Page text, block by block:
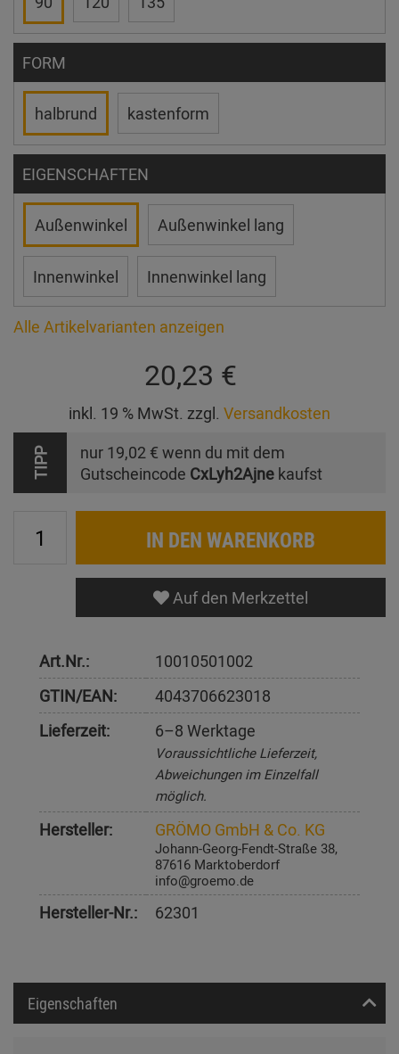
FORM
halbrund kastenform
EIGENSCHAFTEN
Außenwinkel Außenwinkel lang
Innenwinkel Innenwinkel lang
Alle Artikelvarianten anzeigen
20,23 €
inkl. 19 % MwSt. zzgl. Versandkosten
TIPP nur 19,02 € wenn du mit dem
Gutscheincode CxLyh2Ajne kaufst
IN DEN WARENKORB
Auf den Merkzettel
Art.Nr.:
10010501002
GTIN/EAN:
4043706623018
Lieferzeit:
6–8 Werktage
Voraussichtliche Lieferzeit,
Abweichungen im Einzelfall
möglich.
Hersteller: GRÖMO GmbH & Co. KG
Johann-Georg-Fendt-Straße 38,
87616 Marktoberdorf
info@groemo.de
Hersteller-Nr.: 62301
Eigenschaften